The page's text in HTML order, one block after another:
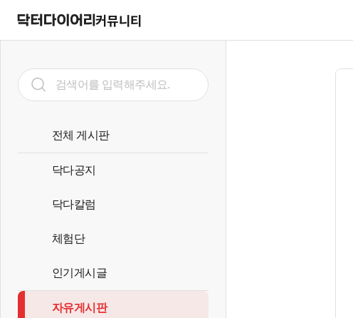
커뮤니티
전체 게시판
닥다공지
닥다칼럼
체험단
인기게시글
자유게시판